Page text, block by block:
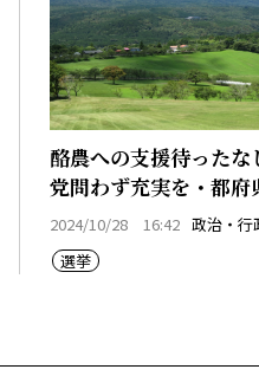
酪農への支援待ったな
党問わず充実を・都府
家
2024/10/28 16:42 政治・行
選挙